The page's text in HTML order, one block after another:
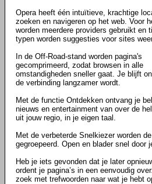
Opera heeft één intuïtieve, krachtige
zoeken en navigeren op het web. Voor
worden meerdere providers gebruikt en
typen worden suggesties voor sites
In de Off-Road-stand worden pagina's
gecomprimeerd, zodat browsen in alle
omstandigheden sneller gaat. Je blijft
de verbinding langzamer wordt.
Met de functie Ontdekken ontvang je
nieuws en entertainment van over de
uit jouw regio, in je eigen taal.
Met de verbeterde Snelkiezer worden
gegroepeerd. Open en blader snel
Heb je iets gevonden dat je later
ordent je pagina’s in een eenvoudig
zoek met trefwoorden naar wat je hebt